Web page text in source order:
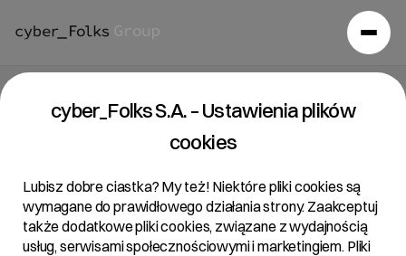
Raport bieżący 27/2022
Temat:
cyber_Folks S.A. – Ustawienia plików
cookies
Lubisz dobre ciastka? My też! Niektóre pliki cookies są
wymagane do prawidłowego działania strony. Zaakceptuj
także dodatkowe pliki cookies, związane z wydajnością
usług, serwisami społecznościowymi i marketingiem. Pliki